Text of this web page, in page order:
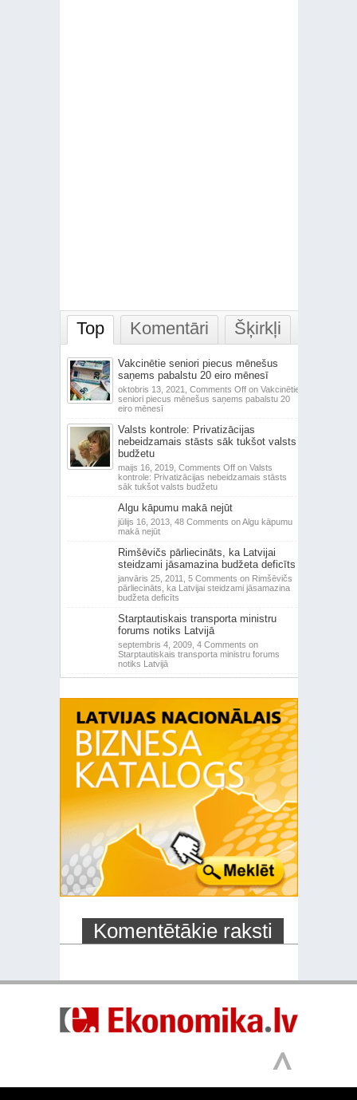
Top Komentāri Šķirkļi
Vakcinētie seniori piecus mēnešus
saņems pabalstu 20 eiro mēnesī
oktobris 13, 2021, Comments Offon Vakcinētie
seniori piecus mēnešus saņems pabalstu 20
eiro mēnesī
Valsts kontrole: Privatizācijas
nebeidzamais stāsts sāk tukšot valsts
budžetu
maijs 16, 2019, Comments Offon Valsts
kontrole: Privatizācijas nebeidzamais stāsts
sāk tukšot valsts budžetu
Algu kāpumu makā nejūt
jūlijs 16, 2013, 48 Comments on Algu kāpumu
makā nejūt
Rimšēvičs pārliecināts, ka Latvijai
steidzami jāsamazina budžeta deficīts
janvāris 25, 2011, 5 Comments on Rimšēvičs
pārliecināts, ka Latvijai steidzami jāsamazina
budžeta deficīts
Starptautiskais transporta ministru
forums notiks Latvijā
septembris 4, 2009, 4 Comments on
Starptautiskais transporta ministru forums
notiks Latvijā
Komentētākie raksti